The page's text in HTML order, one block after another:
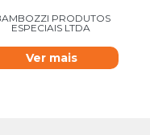
PRODUTOS
ESPECIAIS LTDA
Ver mais